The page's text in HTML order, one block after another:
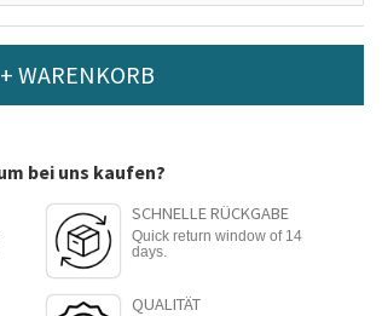
+ WARENKORB
bei uns kaufen?
SCHNELLE RÜCKGABE
Quick return window of 14
days.
QUALITÄT